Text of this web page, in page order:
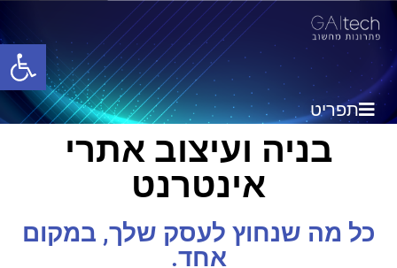
תפריט
בניה ועיצוב אתרי
אינטרנט
כל מה שנחוץ לעסק שלך, במקום
אחד.
פתח